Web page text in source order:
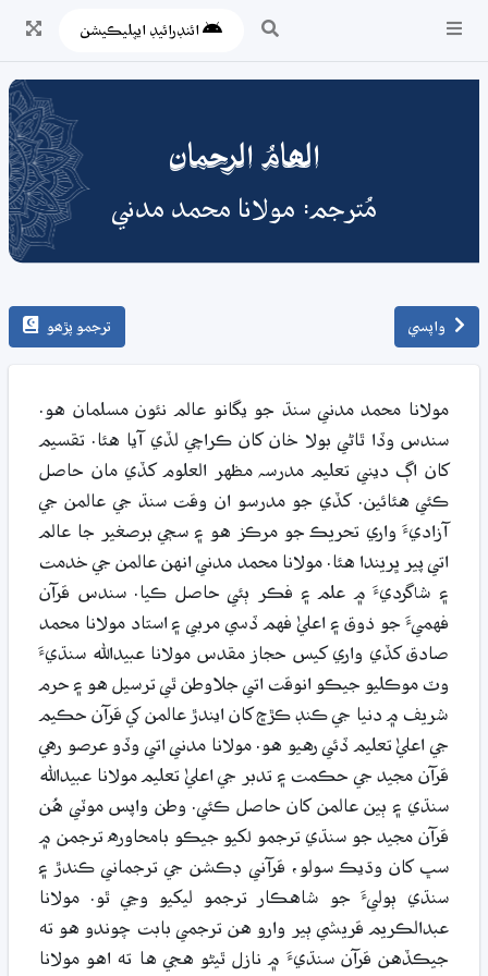
ائنڊرائيڊ ايپليڪيشن
الھامُ الرحمان
مُترجم: مولانا محمد مدني
واپسي ترجمو پڙھو
مولانا محمد مدني سنڌ جو يگانو عالم نئون مسلمان هو.
سندس وڏا ٿاڻي بولا خان کان ڪراچي لڏي آيا هئا. تقسيم
کان اڳ ديني تعليم مدرسہ مظهر العلوم کڏي مان حاصل
ڪئي هئائين. کڏي جو مدرسو ان وقت سنڌ جي عالمن جي
آزاديءَ واري تحريڪ جو مرڪز هو ۽ سڄي برصغير جا عالم
اتي پير ڀريندا هئا. مولانا محمد مدني انهن عالمن جي خدمت
۽ شاگرديءَ ۾ علم ۽ فڪر ٻئي حاصل ڪيا. سندس قرآن
فهميءَ جو ذوق ۽ اعليٰ فهم ڏسي مربي ۽ استاد مولانا محمد
صادق کڏي واري کيس حجاز مقدس مولانا عبيدالله سنڌيءَ
وٽ موڪليو جيڪو انوقت اتي جلاوطن ٿي ترسيل هو ۽ حرم
شريف ۾ دنيا جي ڪنڊ ڪڙڇ کان ايندڙ عالمن کي قرآن حڪيم
جي اعليٰ تعليم ڏئي رهيو هو. مولانا مدني اتي وڏو عرصو رهي
قرآن مجيد جي حڪمت ۽ تدبر جي اعليٰ تعليم مولانا عبيدالله
سنڌي ۽ ٻين عالمن کان حاصل ڪئي. وطن واپس موٽي هُن
قرآن مجيد جو سنڌي ترجمو لکيو جيڪو بامحاوره ترجمن ۾
سڀ کان وڌيڪ سولو، قرآني ڊڪشن جي ترجماني ڪندڙ ۽
سنڌي ٻوليءَ جو شاهڪار ترجمو ليکيو وڃي ٿو. مولانا
عبدالڪريم قريشي ٻير وارو هن ترجمي بابت چوندو هو ته
جيڪڏهن قرآن سنڌيءَ ۾ نازل ٿيڻو هجي ها ته اهو مولانا